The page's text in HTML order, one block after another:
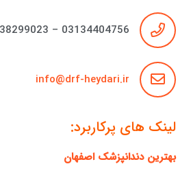
03134404756 – 09138299023
info@drf-heydari.ir
لینک های پرکاربرد:
بهترین دندانپزشک اصفهان